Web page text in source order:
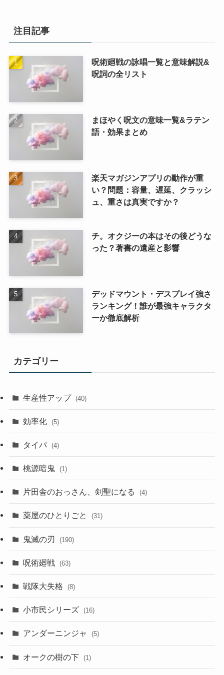
注目記事
呪術廻戦の詠唱一覧と意味解説&
呪詞の全リスト
まほやく呪文の意味一覧&ラテン
語・効果まとめ
楽天マガジンアプリの動作が重
い？問題：容量、遅延、クラッシ
ュ、重さは真実ですか？
チ。オクジーの本はその後どうな
った？著書の遺産と影響
デッドマウント・デスプレイ強さ
ランキング！誰が最強キャラクタ
ーか徹底解析
カテゴリー
生産性アップ (40)
効率化 (5)
タイパ (4)
桃源暗鬼 (1)
片田舎のおっさん、剣聖になる (4)
薬屋のひとりごと (31)
鬼滅の刃 (190)
呪術廻戦 (63)
戦隊大失格 (8)
小市民シリーズ (16)
アンダーニンジャ (5)
オークの樹の下 (1)